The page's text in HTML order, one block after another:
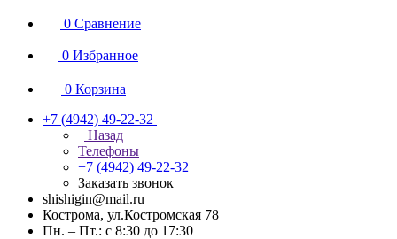
0 Сравнение
0 Избранное
0 Корзина
+7 (4942) 49-22-32
Назад
Телефоны
+7 (4942) 49-22-32
Заказать звонок
shishigin@mail.ru
Кострома, ул.Костромская 78
Пн. – Пт.: с 8:30 до 17:30